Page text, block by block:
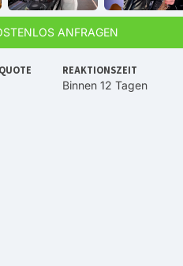
ANFRAGEN
REAKTIONSZEIT
Binnen 12 Tagen